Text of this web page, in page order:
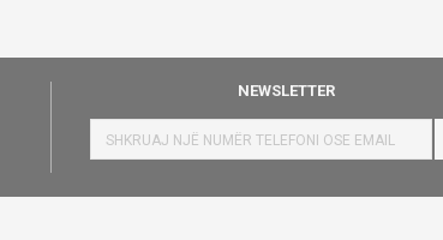
NEWSLETTER